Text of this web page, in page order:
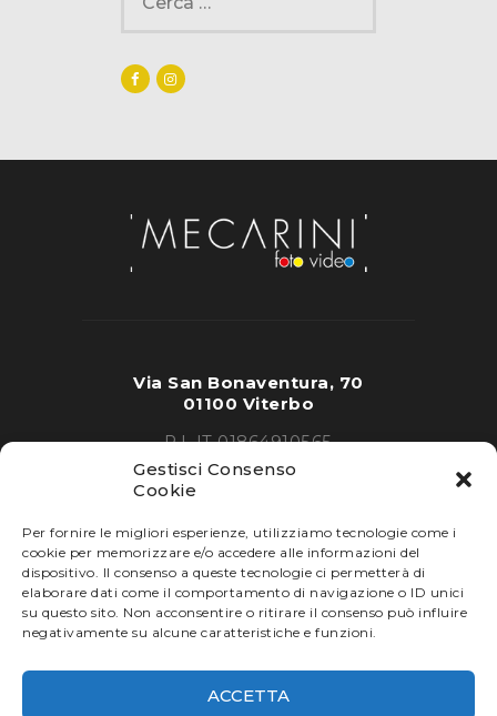
Gestisci Consenso
Cookie
Per fornire le migliori esperienze, utilizziamo tecnologie come i
cookie per memorizzare e/o accedere alle informazioni del
dispositivo. Il consenso a queste tecnologie ci permetterà di
elaborare dati come il comportamento di navigazione o ID unici
su questo sito. Non acconsentire o ritirare il consenso può influire
negativamente su alcune caratteristiche e funzioni.
ACCETTA
Via San Bonaventura, 70
01100 Viterbo
P.I. IT 01864910565
Tel.0761 30.90.81
info@fotovideomecarini.it